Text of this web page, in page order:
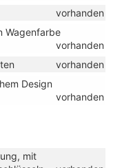
vorhanden
Wagenfarbe
vorhanden
vorhanden
Design
vorhanden
mit